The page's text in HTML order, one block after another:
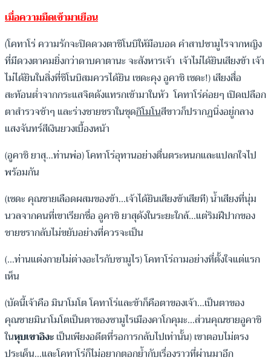
เมื่อความมืดเข้ามาเยือน
(โคทาโร่ ความรักจะปิดดวงตาชิโนบิให้มือบอด คำสาปซามูไรจากหญิง
ที่มีดวงตาคมยิ่งกว่าดาบคาตานะ จะสังหารเจ้า เจ้าไม่ได้ยินเสียงข้า เจ้า
ไม่ได้ยินในสิ่งที่ชิโนบิสมควรได้ยิน เซดะคุง อูคาชิ เซดะ!) เสียงสื่อ
สะท้อนต่ำจากกระแสจิตดังแทรกเข้ามาในหัว โคทาโร่ค่อยๆ เปิดเปลือก
ตาสำรวจช้าๆ และร่างชายชราในชุดกิโมโนสีขาวก็ปรากฏนิ่งอยู่กลาง
แสงจันทร์สีเงินยวงเบื้องหน้า
(อูคาชิ ยาสุ…ท่านพ่อ) โคทาโร่อุทานอย่างตื่นตระหนกและแปลกใจไป
พร้อมกัน
(เซดะ คุณชายเลือดผสมของข้า…เจ้าได้ยินเสียงข้าเสียที) น้ำเสียงที่นุ่ม
นวลจากคนที่เขาเรียกชื่อ อูคาชิ ยาสุดังในระยะใกล้…แต่ริมฝีปากของ
ชายชรากลับไม่ขยับอย่างที่ควรจะเป็น
(…ท่านแต่งกายไม่ต่างอะไรกับซามูไร) โคทาโร่ถามอย่างที่ตั้งใจแต่แรก
เห็น
(บัดนี้เจ้าคือ มินาโมโต โคทาโร่และข้าก็คือตาของเจ้า…เป็นตาของ
คุณชายมินาโมโตเป็นตาของซามูไรเมืองคาโกคุมะ…ส่วนคุณชายอูคาชิ
ในหุบเขาอิงะเป็นเพียงอดีตที่รอการกลับไปเท่านั้น) เขาตอบไม่ตรง
ประเด็น…และโคทาโร่ก็ไม่อยากตอกย้ำกับเรื่องราวที่ผ่านมาอีก